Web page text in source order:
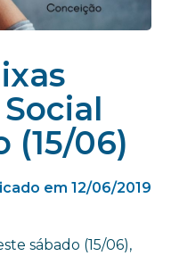
(15/06)
em 12/06/2019
sábado (15/06),